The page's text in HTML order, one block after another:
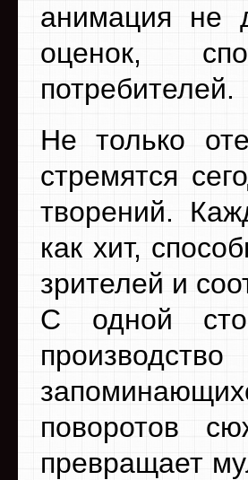
анимация не
оценок,
потребителей.
Не только
стремятся
творений.
как хит,
зрителей и
С одной
поворотов
превращает